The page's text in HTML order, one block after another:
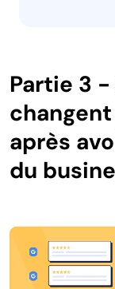
Partie 3
après
du